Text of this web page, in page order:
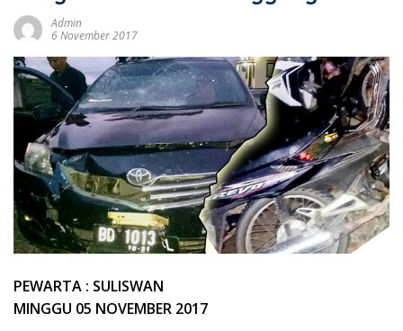
Admin
6 November 2017
PEWARTA : SULISWAN
MINGGU 05 NOVEMBER 2017